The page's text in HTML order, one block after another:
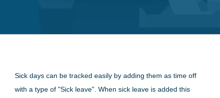
Sick days can be tracked easily by adding them as time off
with a type of "Sick leave". When sick leave is added this